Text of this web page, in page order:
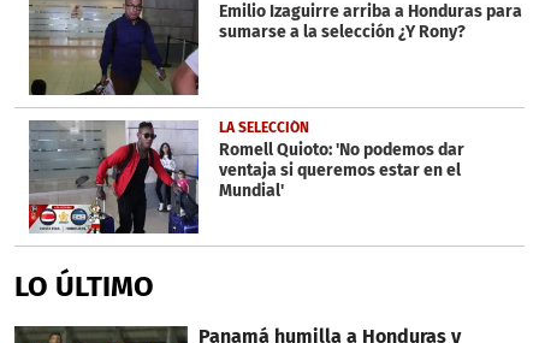
Emilio Izaguirre arriba a Honduras para
sumarse a la selección ¿Y Rony?
LA SELECCIÓN
Romell Quioto: 'No podemos dar
ventaja si queremos estar en el
Mundial'
LO ÚLTIMO
Panamá humilla a Honduras y